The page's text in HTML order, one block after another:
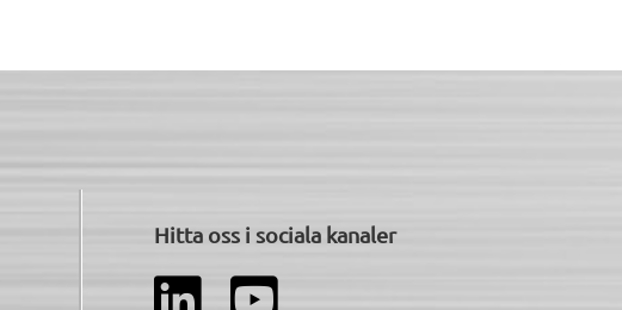
Hitta oss i sociala kanaler